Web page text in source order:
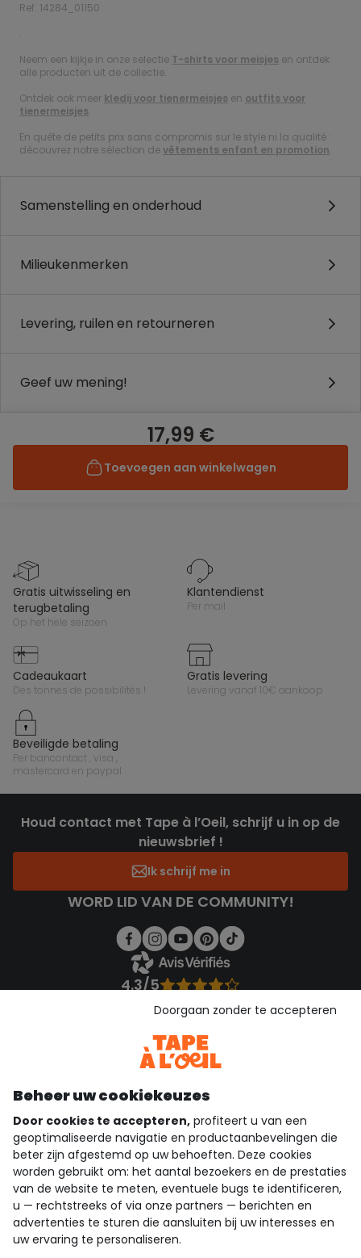
Ref. 14284_01150
.
Neem een kijkje in onze selectie T-shirts voor meisjes en ontdek
alle producten uit de collectie.
Ontdek ook meer kledij voor tienermeisjes en outfits voor
tienermeisjes.
En quête de petits prix sans compromis sur le style ni la qualité :
découvrez notre sélection devêtements enfant en promotion.
Samenstelling en onderhoud
Milieukenmerken
Levering, ruilen en retourneren
Geef uw mening!
17,99 €
Toevoegen aan winkelwagen
gratis uitwisseling en
terugbetaling
op het hele seizoen
klantendienst
per mail
cadeaukaart
des tonnes de possibilités !
gratis levering
levering vanaf 10€ aankoop
beveiligde betaling
per bancontact , visa ,
mastercard en paypal
Houd contact met Tape à l’Oeil, schrijf u in op de
nieuwsbrief !
Ik schrijf me in
WORD LID VAN DE COMMUNITY!
4.3/5
Bekijk de vertrouwensverklaring
Download onze applicatie
Ontdek onze applicatie
wie zijn we?
hulp nodig
loyalty club
Beheer uw cookiekeuzes
Door cookies te accepteren, profiteert u van een
geoptimaliseerde navigatie en productaanbevelingen die
beter zijn afgestemd op uw behoeften. Deze cookies
worden gebruikt om: het aantal bezoekers en de prestaties
van de website te meten, eventuele bugs te identificeren,
u — rechtstreeks of via onze partners — berichten en
advertenties te sturen die aansluiten bij uw interesses en
uw ervaring te personaliseren.
Doorgaan zonder te accepteren